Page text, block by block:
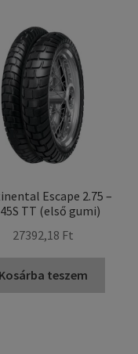
Escape 2.75 –
TT (első gumi)
27392,18 Ft
Kosárba teszem